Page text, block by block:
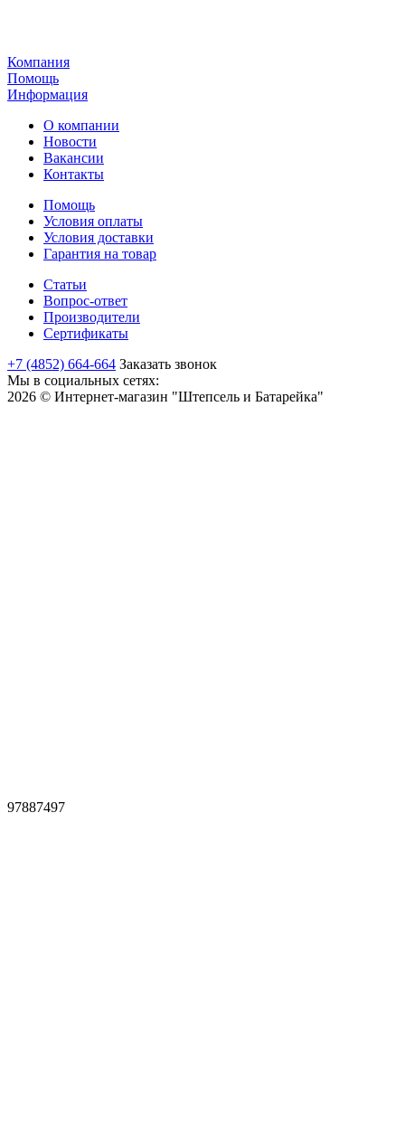
Компания
Помощь
Информация
О компании
Новости
Вакансии
Контакты
Помощь
Условия оплаты
Условия доставки
Гарантия на товар
Статьи
Вопрос-ответ
Производители
Сертификаты
+7 (4852) 664-664 Заказать звонок
Мы в социальных сетях:
2026 © Интернет-магазин "Штепсель и Батарейка"
97887497